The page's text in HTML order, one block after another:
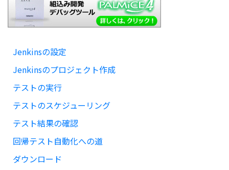
Jenkinsの設定
Jenkinsのプロジェクト作成
テストの実行
テストのスケジューリング
テスト結果の確認
回帰テスト自動化への道
ダウンロード